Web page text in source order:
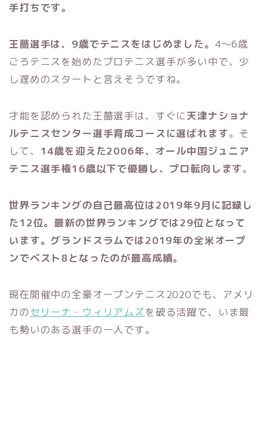
手打ちです。
王薔選手は、9歳でテニスをはじめました。 4～6歳
ごろテニスを始めたプロテニス選手が多い中で、少
し遅めのスタートと言えそうですね。
才能を認められた王薔選手は、すぐに天津ナショナ
ルテニスセンター選手育成コースに選ばれます。そ
して、 14歳を迎えた2006年、オール中国ジュニア
テニス選手権16歳以下で優勝し、プロ転向します。
世界ランキングの自己最高位は2019年9月に記録し
た12位。最新の世界ランキングでは29位となって
います。グランドスラムでは2019年の全米オープ
ンでベスト8となったのが最高成績。
現在開催中の全豪オープンテニス2020でも、アメリ
カのセリーナ・ウィリアムズを破る活躍で、いま最
も勢いのある選手の一人です。